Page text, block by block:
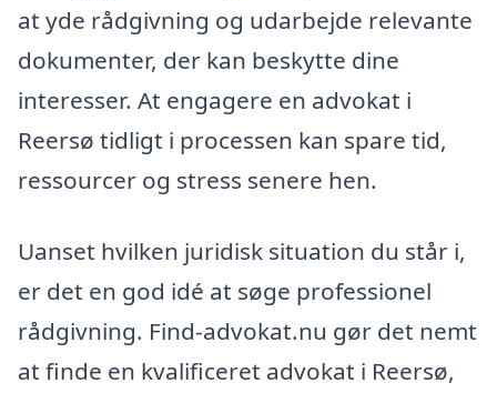
at yde rådgivning og udarbejde relevante
dokumenter, der kan beskytte dine
interesser. At engagere en advokat i
Reersø tidligt i processen kan spare tid,
ressourcer og stress senere hen.
Uanset hvilken juridisk situation du står i,
er det en god idé at søge professionel
rådgivning. Find-advokat.nu gør det nemt
at finde en kvalificeret advokat i Reersø,